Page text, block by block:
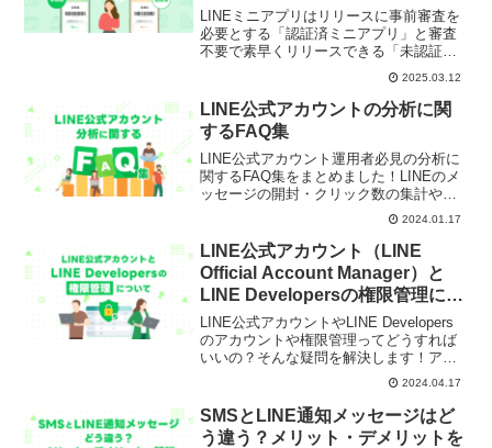
の比較も解説
LINEミニアプリはリリースに事前審査を
必要とする「認証済ミニアプリ」と審査
不要で素早くリリースできる「未認証ア
プリ」に細分化されます。本記事では、
未認証ミニアプリと認証済ミニアプリの
違いや、未認証ミニアプリの登場によっ
て解決できる課題、具体的なリリースま
での流れを解説します。
2025.03.12
LINE公式アカウントの分析に関
するFAQ集
LINE公式アカウント運用者必見の分析に
関するFAQ集をまとめました！LINEのメ
ッセージの開封・クリック数の集計や
LINE通知メッセージからの友だち追加の
計測の他、友だち追加の推移の確認方法
やブロック数についてなど、よくある質
問にピンポイントで回答しています。
2024.01.17
LINE公式アカウント（LINE
Official Account Manager）と
LINE Developersの権限管理につ
いて
LINE公式アカウントやLINE Developers
のアカウントや権限管理ってどうすれば
いいの？そんな疑問を解決します！アカ
ウントの共有をおすすめしない理由や、
LINE Official Account ManagerとLINE
Developersの権限付与の手順、注意点な
どを解説します。
2024.04.17
SMSとLINE通知メッセージはど
う違う？メリット・デメリットを